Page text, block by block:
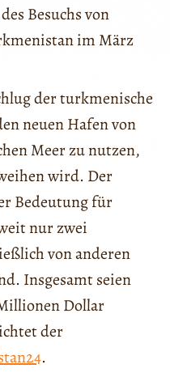
Besuchs von
im März
der turkmenische
neuen Hafen von
Meer zu nutzen,
wird. Der
Bedeutung für
nur zwei
von anderen
Insgesamt seien
Dollar
der
.